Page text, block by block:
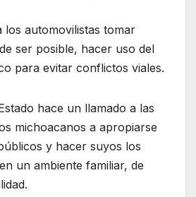
los automovilistas tomar
ser posible, hacer uso del
para evitar conflictos viales.
hace un llamado a las
michoacanos a apropiarse
y hacer suyos los
un ambiente familiar, de